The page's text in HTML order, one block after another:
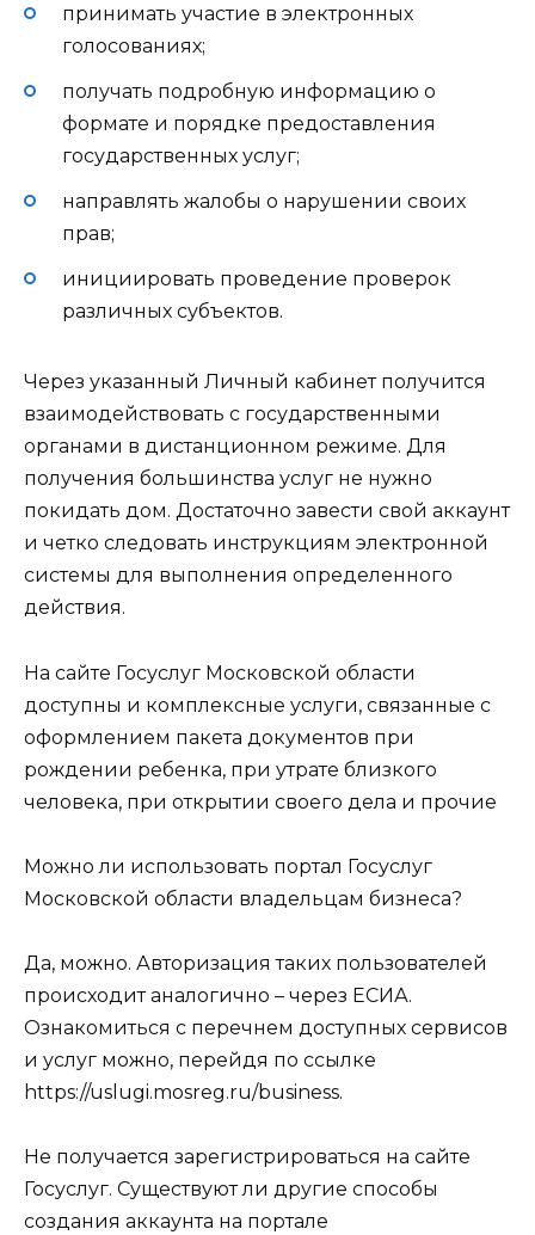
принимать участие в электронных
голосованиях;
получать подробную информацию о
формате и порядке предоставления
государственных услуг;
направлять жалобы о нарушении своих
прав;
инициировать проведение проверок
различных субъектов.
Через указанный Личный кабинет получится
взаимодействовать с государственными
органами в дистанционном режиме. Для
получения большинства услуг не нужно
покидать дом. Достаточно завести свой аккаунт
и четко следовать инструкциям электронной
системы для выполнения определенного
действия.
На сайте Госуслуг Московской области
доступны и комплексные услуги, связанные с
оформлением пакета документов при
рождении ребенка, при утрате близкого
человека, при открытии своего дела и прочие
Можно ли использовать портал Госуслуг
Московской области владельцам бизнеса?
Да, можно. Авторизация таких пользователей
происходит аналогично – через ЕСИА.
Ознакомиться с перечнем доступных сервисов
и услуг можно, перейдя по ссылке
https://uslugi.mosreg.ru/business.
Не получается зарегистрироваться на сайте
Госуслуг. Существуют ли другие способы
создания аккаунта на портале